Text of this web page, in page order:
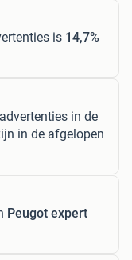
is 14,7%
advertenties in de
in de afgelopen
Peugot expert